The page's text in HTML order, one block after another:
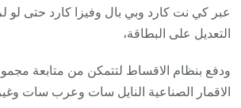
عبر كي نت كارد وبي بال وفيزا كارد حتى لو
التعديل على البطاقة،
ودفع بنظام الاقساط لتتمكن من متابعة
الاقمار الصناعية النايل سات وعرب سات